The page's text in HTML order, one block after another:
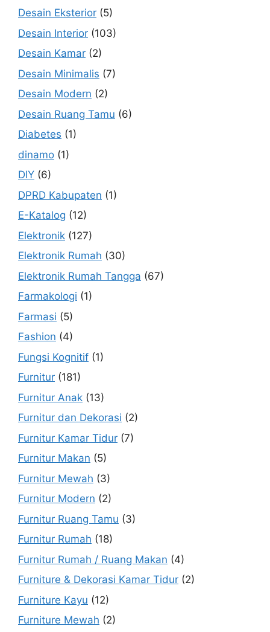
Desain Eksterior (5)
Desain Interior (103)
Desain Kamar (2)
Desain Minimalis (7)
Desain Modern (2)
Desain Ruang Tamu (6)
Diabetes (1)
dinamo (1)
DIY (6)
DPRD Kabupaten (1)
E-Katalog (12)
Elektronik (127)
Elektronik Rumah (30)
Elektronik Rumah Tangga (67)
Farmakologi (1)
Farmasi (5)
Fashion (4)
Fungsi Kognitif (1)
Furnitur (181)
Furnitur Anak (13)
Furnitur dan Dekorasi (2)
Furnitur Kamar Tidur (7)
Furnitur Makan (5)
Furnitur Mewah (3)
Furnitur Modern (2)
Furnitur Ruang Tamu (3)
Furnitur Rumah (18)
Furnitur Rumah / Ruang Makan (4)
Furniture & Dekorasi Kamar Tidur (2)
Furniture Kayu (12)
Furniture Mewah (2)